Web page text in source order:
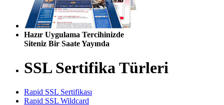
Hazır Uygulama Tercihinizde
Siteniz Bir Saate Yayında
SSL Sertifika Türleri
Rapid SSL Sertifikası
Rapid SSL Wildcard